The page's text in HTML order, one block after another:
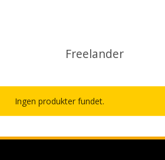
Freelander
Ingen produkter fundet.